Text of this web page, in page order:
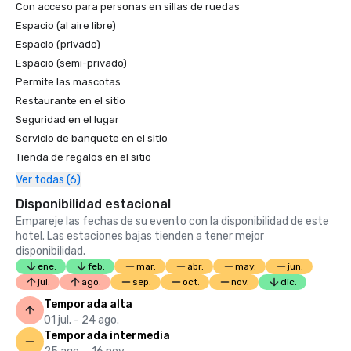
Clasificación de los mejores hoteles de 2021 de U.S. News
& World Report: recibió la insignia de oro y fue nombrado el
«Mejor hotel de Santa Bárbara» y el noveno entre los
«Mejores hoteles de California»
2020:
Premios Magellan 2020 de Travel Weekly: fue nombrado
ganador de oro en la categoría de «Hotel/resort de lujo en
general»; ganador de plata en la categoría de «Diseño de
ganador de plata en la categoría de «Diseño de piscinas de
lujo (cinco estrellas)» por The Cabana Pool
Premios de diseño hotelero 2020: nombrado ganador en la
categoría de «Espacio público de lujo»
Premios Readers' Choice de 2020 de Conde Nast Traveler:
destacados como uno de los «15 mejores resorts del sur
de California»
Con acceso para personas en sillas de ruedas
Espacio (al aire libre)
Espacio (privado)
Espacio (semi-privado)
Permite las mascotas
Restaurante en el sitio
Seguridad en el lugar
Servicio de banquete en el sitio
Tienda de regalos en el sitio
Ver todas (6)
Disponibilidad estacional
Empareje las fechas de su evento con la disponibilidad de este
hotel. Las estaciones bajas tienden a tener mejor
disponibilidad.
ene. feb. mar. abr. may.
jun.
jul.
ago. sep. oct. nov. dic.
Temporada alta
01 jul. - 24 ago.
Temporada intermedia